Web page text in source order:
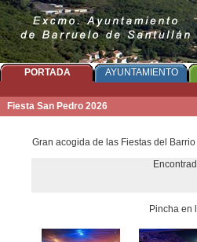
PORTADA AYUNTAMIENTO
Fiesta San Pedro 2026
Gran acogida de las Fiestas del
Pincha en